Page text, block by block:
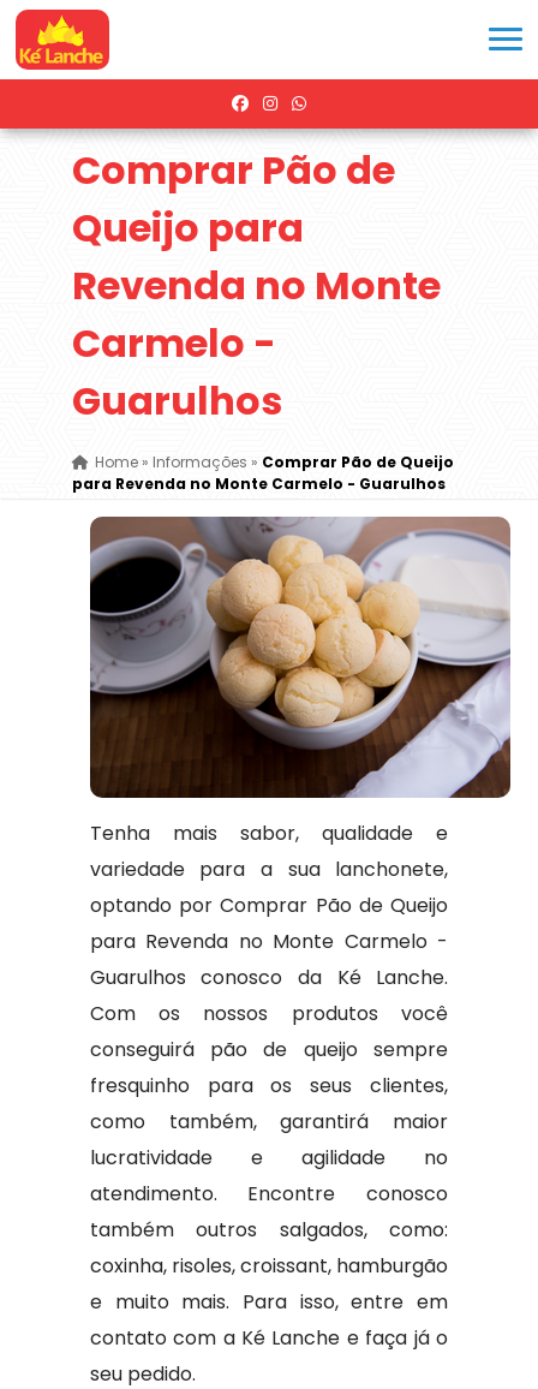
Comprar Pão de
Queijo para
Revenda no Monte
Carmelo -
Guarulhos
Home» Informações » Comprar Pão de Queijo
para Revenda no Monte Carmelo - Guarulhos
Tenha mais sabor, qualidade e
variedade para a sua lanchonete,
optando por Comprar Pão de Queijo
para Revenda no Monte Carmelo -
Guarulhos conosco da Ké Lanche.
Com os nossos produtos você
conseguirá pão de queijo sempre
fresquinho para os seus clientes,
como também, garantirá maior
lucratividade e agilidade no
atendimento. Encontre conosco
também outros salgados, como:
coxinha, risoles, croissant, hamburgão
e muito mais. Para isso, entre em
contato com a Ké Lanche e faça já o
seu pedido.